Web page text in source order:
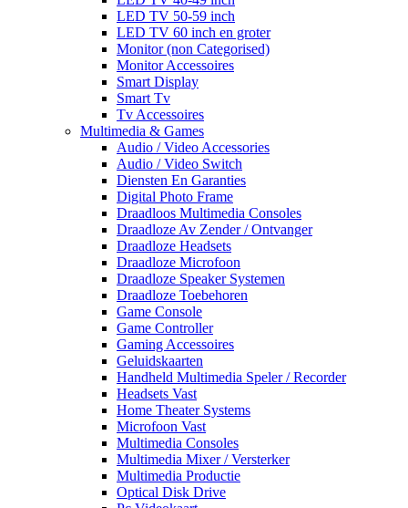
LED TV 50-59 inch
LED TV 60 inch en groter
Monitor (non Categorised)
Monitor Accessoires
Smart Display
Smart Tv
Tv Accessoires
Multimedia & Games
Audio / Video Accessories
Audio / Video Switch
Diensten En Garanties
Digital Photo Frame
Draadloos Multimedia Consoles
Draadloze Av Zender / Ontvanger
Draadloze Headsets
Draadloze Microfoon
Draadloze Speaker Systemen
Draadloze Toebehoren
Game Console
Game Controller
Gaming Accessoires
Geluidskaarten
Handheld Multimedia Speler / Recorder
Headsets Vast
Home Theater Systems
Microfoon Vast
Multimedia Consoles
Multimedia Mixer / Versterker
Multimedia Productie
Optical Disk Drive